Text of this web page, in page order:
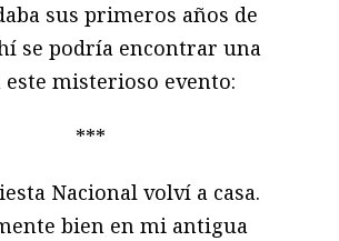
sus primeros años de
se podría encontrar una
este misterioso evento:
***
Nacional volví a casa.
bien en mi antigua